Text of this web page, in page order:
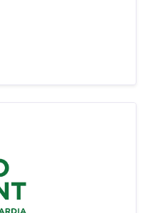
DEMOGRAFICI